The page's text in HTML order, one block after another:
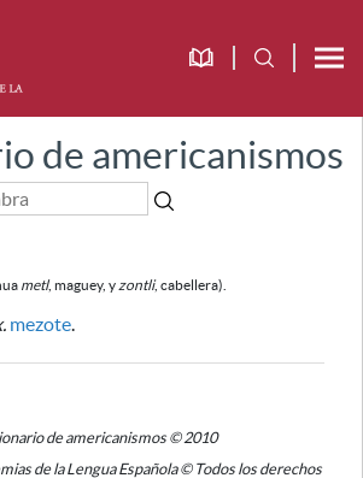
de americanismos
metl, maguey, y zontli, cabellera).
mezote.
de americanismos © 2010
de la Lengua Española © Todos los derechos